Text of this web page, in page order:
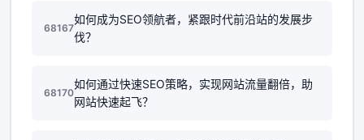
68167
如何成为SEO领航者，紧跟时代前沿站的发展步
伐？
68170
如何通过快速SEO策略，实现网站流量翻倍，助
网站快速起飞？